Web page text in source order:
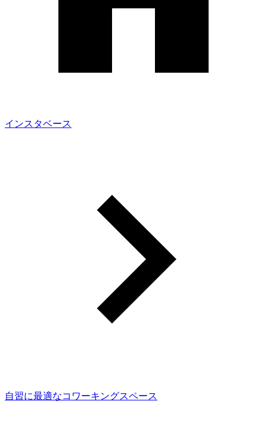
インスタベース
自習に最適なコワーキングスペース